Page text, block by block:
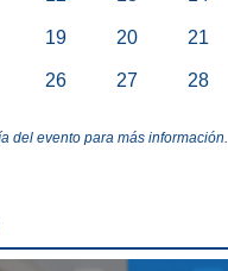
19 20 21
26 27 28
del evento para más información.